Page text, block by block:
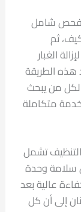
فحص شامل
ثم
الغبار
هذه الطريقة
لكل من يبحث
متكاملة
تشمل
سلامة وحدة
عالية بعد
إلى أن كل